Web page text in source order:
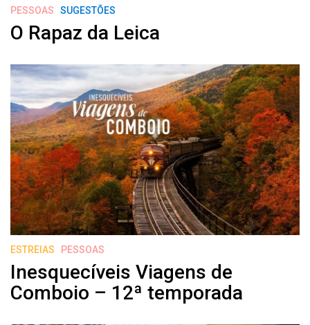
PESSOAS SUGESTÕES
O Rapaz da Leica
ESTREIAS PESSOAS
Inesquecíveis Viagens de
Comboio – 12ª temporada